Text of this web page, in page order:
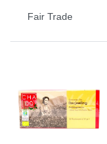
Fair Trade